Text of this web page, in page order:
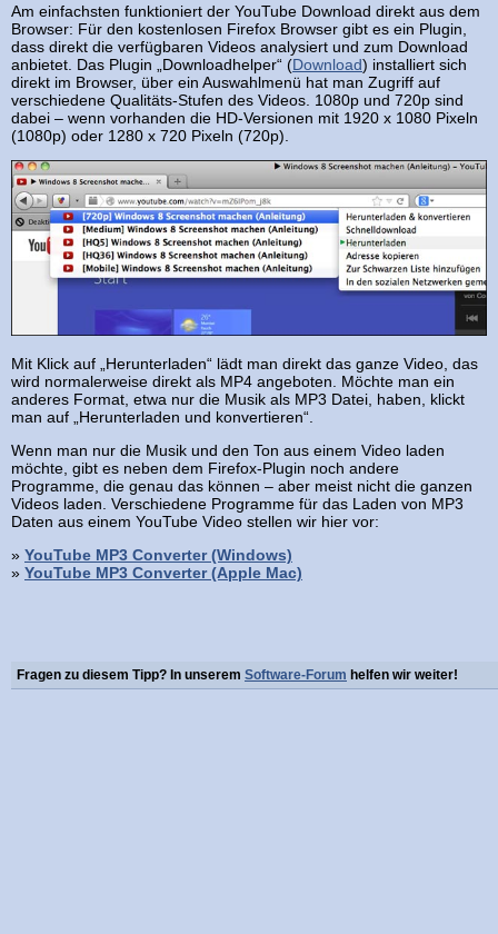
Am einfachsten funktioniert der YouTube Download direkt aus dem
Browser: Für den kostenlosen Firefox Browser gibt es ein Plugin,
dass direkt die verfügbaren Videos analysiert und zum Download
anbietet. Das Plugin „Downloadhelper“ (Download) installiert sich
direkt im Browser, über ein Auswahlmenü hat man Zugriff auf
verschiedene Qualitäts-Stufen des Videos. 1080p und 720p sind
dabei – wenn vorhanden die HD-Versionen mit 1920 x 1080 Pixeln
(1080p) oder 1280 x 720 Pixeln (720p).
Mit Klick auf „Herunterladen“ lädt man direkt das ganze Video, das
wird normalerweise direkt als MP4 angeboten. Möchte man ein
anderes Format, etwa nur die Musik als MP3 Datei, haben, klickt
man auf „Herunterladen und konvertieren“.
Wenn man nur die Musik und den Ton aus einem Video laden
möchte, gibt es neben dem Firefox-Plugin noch andere
Programme, die genau das können – aber meist nicht die ganzen
Videos laden. Verschiedene Programme für das Laden von MP3
Daten aus einem YouTube Video stellen wir hier vor:
» YouTube MP3 Converter (Windows)
» YouTube MP3 Converter (Apple Mac)
Fragen zu diesem Tipp? In unserem Software-Forum helfen wir weiter!